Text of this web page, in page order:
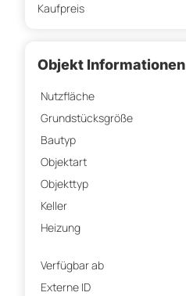
Kaufpreis
Objekt Informationen
Nutzfläche
Grundstücksgröße
Bautyp
Objektart
Objekttyp
Keller
Heizung
Verfügbar ab
Externe ID